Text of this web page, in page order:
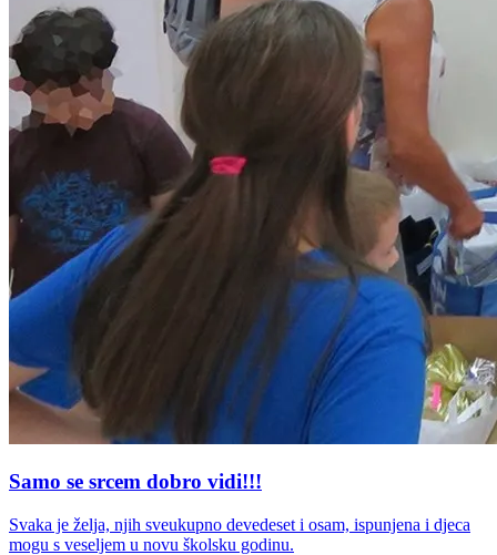
Samo se srcem dobro vidi!!!
Svaka je želja, njih sveukupno devedeset i osam, ispunjena i djeca
mogu s veseljem u novu školsku godinu.